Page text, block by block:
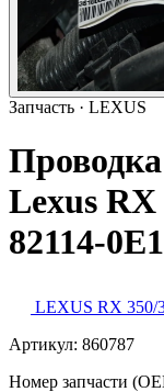
Запчасть · LEXUS
Lexus RX
82114-
LEXUS RX 350/
Артикул: 860787
Номер запчасти